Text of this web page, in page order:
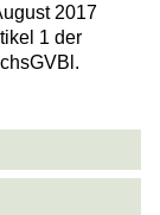
2017
1 der